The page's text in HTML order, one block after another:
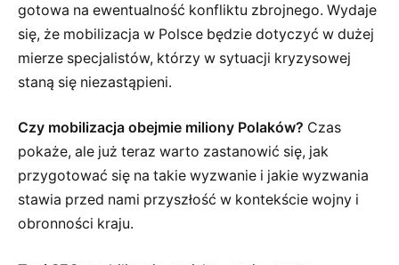
gotowa na ewentualność konfliktu zbrojnego. Wydaje
się, że mobilizacja w Polsce będzie dotyczyć w dużej
mierze specjalistów, którzy w sytuacji kryzysowej
staną się niezastąpieni.
Czy mobilizacja obejmie miliony Polaków? Czas
pokaże, ale już teraz warto zastanowić się, jak
przygotować się na takie wyzwanie i jakie wyzwania
stawia przed nami przyszłość w kontekście wojny i
obronności kraju.